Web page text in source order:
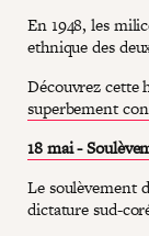
En 1948, les
ethnique des
Découvrez cette
superbement
18 mai -
Le soulèvement
dictature sud-